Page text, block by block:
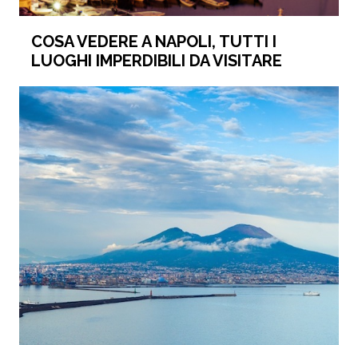
COSA VEDERE A NAPOLI, TUTTI I
LUOGHI IMPERDIBILI DA VISITARE